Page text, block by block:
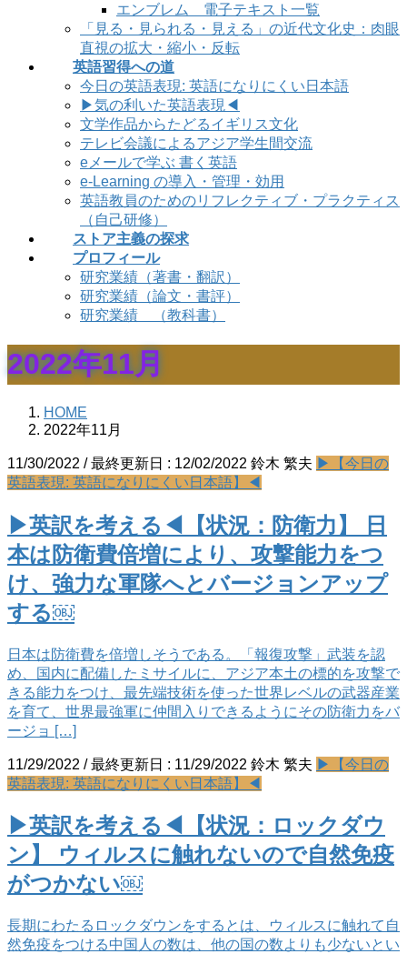
エンブレム 電子テキスト一覧
「見る・見られる・見える」の近代文化史：肉眼
直視の拡大・縮小・反転
英語習得への道
今日の英語表現: 英語になりにくい日本語
▶気の利いた英語表現◀
文学作品からたどるイギリス文化
テレビ会議によるアジア学生間交流
eメールで学ぶ 書く英語
e-Learning の導入・管理・効用
英語教員のためのリフレクティブ・プラクティス
（自己研修）
ストア主義の探求
プロフィール
研究業績（著書・翻訳）
研究業績（論文・書評）
研究業績 （教科書）
2022年11月
HOME
2022年11月
11/30/2022 / 最終更新日 : 12/02/2022 鈴木 繁夫 ▶【今日の
英語表現: 英語になりにくい日本語】◀
▶英訳を考える◀【状況：防衛力】 日
本は防衛費倍増により、攻撃能力をつ
け、強力な軍隊へとバージョンアップ
する￼
日本は防衛費を倍増しそうである。「報復攻撃」武装を認
め、国内に配備したミサイルに、アジア本土の標的を攻撃で
きる能力をつけ、最先端技術を使った世界レベルの武器産業
を育て、世界最強軍に仲間入りできるようにその防衛力をバ
ージョ […]
11/29/2022 / 最終更新日 : 11/29/2022 鈴木 繁夫 ▶【今日の
英語表現: 英語になりにくい日本語】◀
▶英訳を考える◀【状況：ロックダウ
ン】 ウィルスに触れないので自然免疫
がつかない￼
長期にわたるロックダウンをするとは、ウィルスに触れて自
然免疫をつける中国人の数は、他の国の数よりも少ないとい